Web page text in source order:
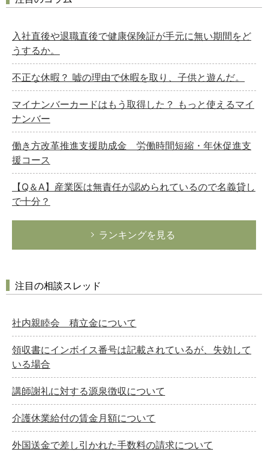
入社直後や退職直後で健康保険証が手元に無い期間をど
うするか。
不正な休暇？ 嘘の理由で休暇を取り、子供と遊んだ。
マイナンバーカードはもう取得した？ もっと使えるマイ
ナンバー
働き方改革推進支援助成金 労働時間短縮・年休促進支
援コース
【Q＆A】産業医は無責任が認められているので名義貸し
で十分？
ランキングを見る
注目の相談スレッド
社内親睦会 積立金について
領収書にインボイス番号は記載されているが、失効して
いる場合
講師謝礼に対する源泉徴収について
介護休業給付の賃金月額について
外国送金で差し引かれた手数料の請求について